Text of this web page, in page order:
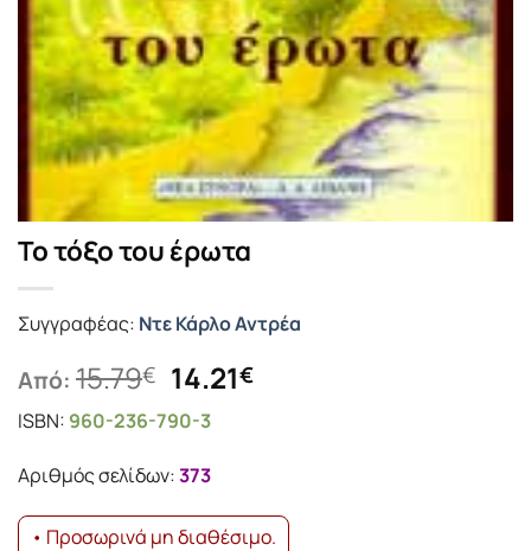
Το τόξο του έρωτα
Συγγραφέας: Ντε Κάρλο Αντρέα
Από: 15.79€ Original
price
was:
15.79€.
14.21€Η
ISBN: 960-236-790-3
Αριθμός σελίδων:373
• Προσωρινά μη διαθέσιμο.